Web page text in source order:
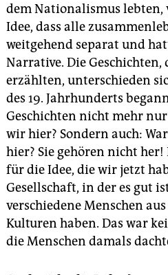
dem Nationalismus
Idee, dass alle
weitgehend separat und
Narrative. Die Geschichten,
erzählten, unterschieden
des 19. Jahrhunderts
Geschichten nicht mehr
wir hier? Sondern auch:
hier? Sie gehören nicht her!
für die Idee, die wir jetzt
Gesellschaft, in der es gut
verschiedene Menschen
Kulturen haben. Das war
die Menschen damals